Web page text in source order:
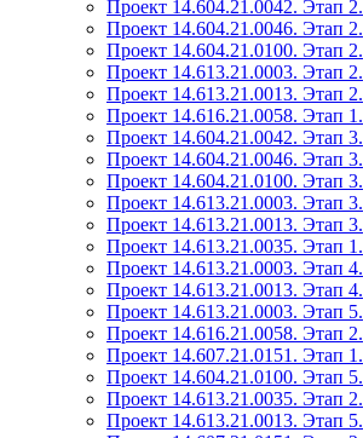
Проект 14.604.21.0042. Этап 2.
Проект 14.604.21.0046. Этап 2.
Проект 14.604.21.0100. Этап 2.
Проект 14.613.21.0003. Этап 2.
Проект 14.613.21.0013. Этап 2.
Проект 14.616.21.0058. Этап 1.
Проект 14.604.21.0042. Этап 3.
Проект 14.604.21.0046. Этап 3.
Проект 14.604.21.0100. Этап 3.
Проект 14.613.21.0003. Этап 3.
Проект 14.613.21.0013. Этап 3.
Проект 14.613.21.0035. Этап 1.
Проект 14.613.21.0003. Этап 4.
Проект 14.613.21.0013. Этап 4.
Проект 14.613.21.0003. Этап 5.
Проект 14.616.21.0058. Этап 2.
Проект 14.607.21.0151. Этап 1.
Проект 14.604.21.0100. Этап 5.
Проект 14.613.21.0035. Этап 2.
Проект 14.613.21.0013. Этап 5.